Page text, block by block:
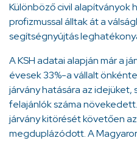
Különböző civil alapítványok
profizmussal álltak át a
segítségnyújtás
A KSH adatai alapján már a
évesek 33%-a vállalt
járvány hatására az
felajánlók száma
járvány kitörését követően
megduplázódott. A